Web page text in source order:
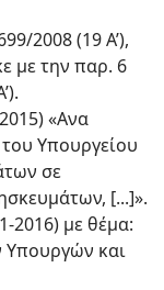
2008 (19 Α’),
με την παρ. 6
«Ανα
Υπουργείου
σε
[...]».
2016) με θέμα:
και